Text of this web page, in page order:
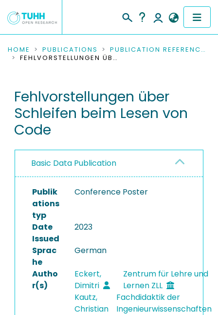
COMMUNITIES & COLLECTIONS
RESEARCH DATA
PEOPLE
PROJECTS
HOME PUBLICATIONS
PUBLICATION REFERENCES
FEHLVORSTELLUNGEN ÜBER SCHLEIFEN BEIM LESEN VON CODE
Fehlvorstellungen über
Schleifen beim Lesen von
Code
Basic Data Publication
Publik
ations
typ
Conference Poster
Date
Issued
2023
Sprac
he
German
Autho
r(s)
Eckert,
Dimitri
Zentrum für Lehre und
Lernen ZLL
Kautz,
Christian
Fachdidaktik der
Ingenieurwissenschaften